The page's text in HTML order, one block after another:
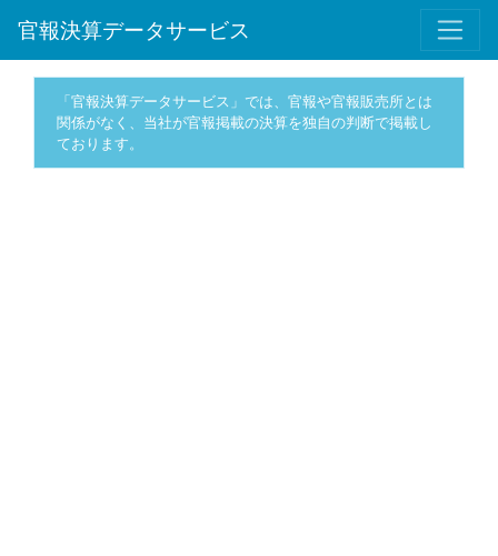
官報決算データサービス
「官報決算データサービス」では、官報や官報販売所とは
関係がなく、当社が官報掲載の決算を独自の判断で掲載し
ております。